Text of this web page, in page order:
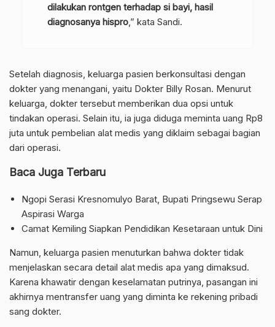
dilakukan rontgen terhadap si bayi, hasil
diagnosanya hispro,” kata Sandi.
Setelah diagnosis, keluarga pasien berkonsultasi dengan
dokter yang menangani, yaitu Dokter Billy Rosan. Menurut
keluarga, dokter tersebut memberikan dua opsi untuk
tindakan operasi. Selain itu, ia juga diduga meminta uang Rp8
juta untuk pembelian alat medis yang diklaim sebagai bagian
dari operasi.
Baca Juga Terbaru
Ngopi Serasi Kresnomulyo Barat, Bupati Pringsewu Serap
Aspirasi Warga
Camat Kemiling Siapkan Pendidikan Kesetaraan untuk Dini
Namun, keluarga pasien menuturkan bahwa dokter tidak
menjelaskan secara detail alat medis apa yang dimaksud.
Karena khawatir dengan keselamatan putrinya, pasangan ini
akhirnya mentransfer uang yang diminta ke rekening pribadi
sang dokter.